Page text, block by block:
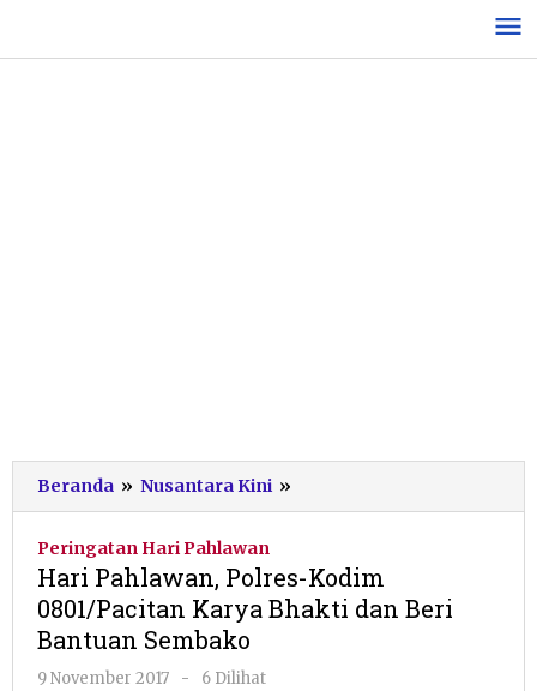
konten
Beranda » Nusantara Kini »
Pahlawan,
0801/Pacitan
Karya
Peringatan Hari Pahlawan
Hari Pahlawan, Polres-Kodim
0801/Pacitan Karya Bhakti dan Beri
Bantuan Sembako
9 November 2017
oleh
-
6 Dilihat